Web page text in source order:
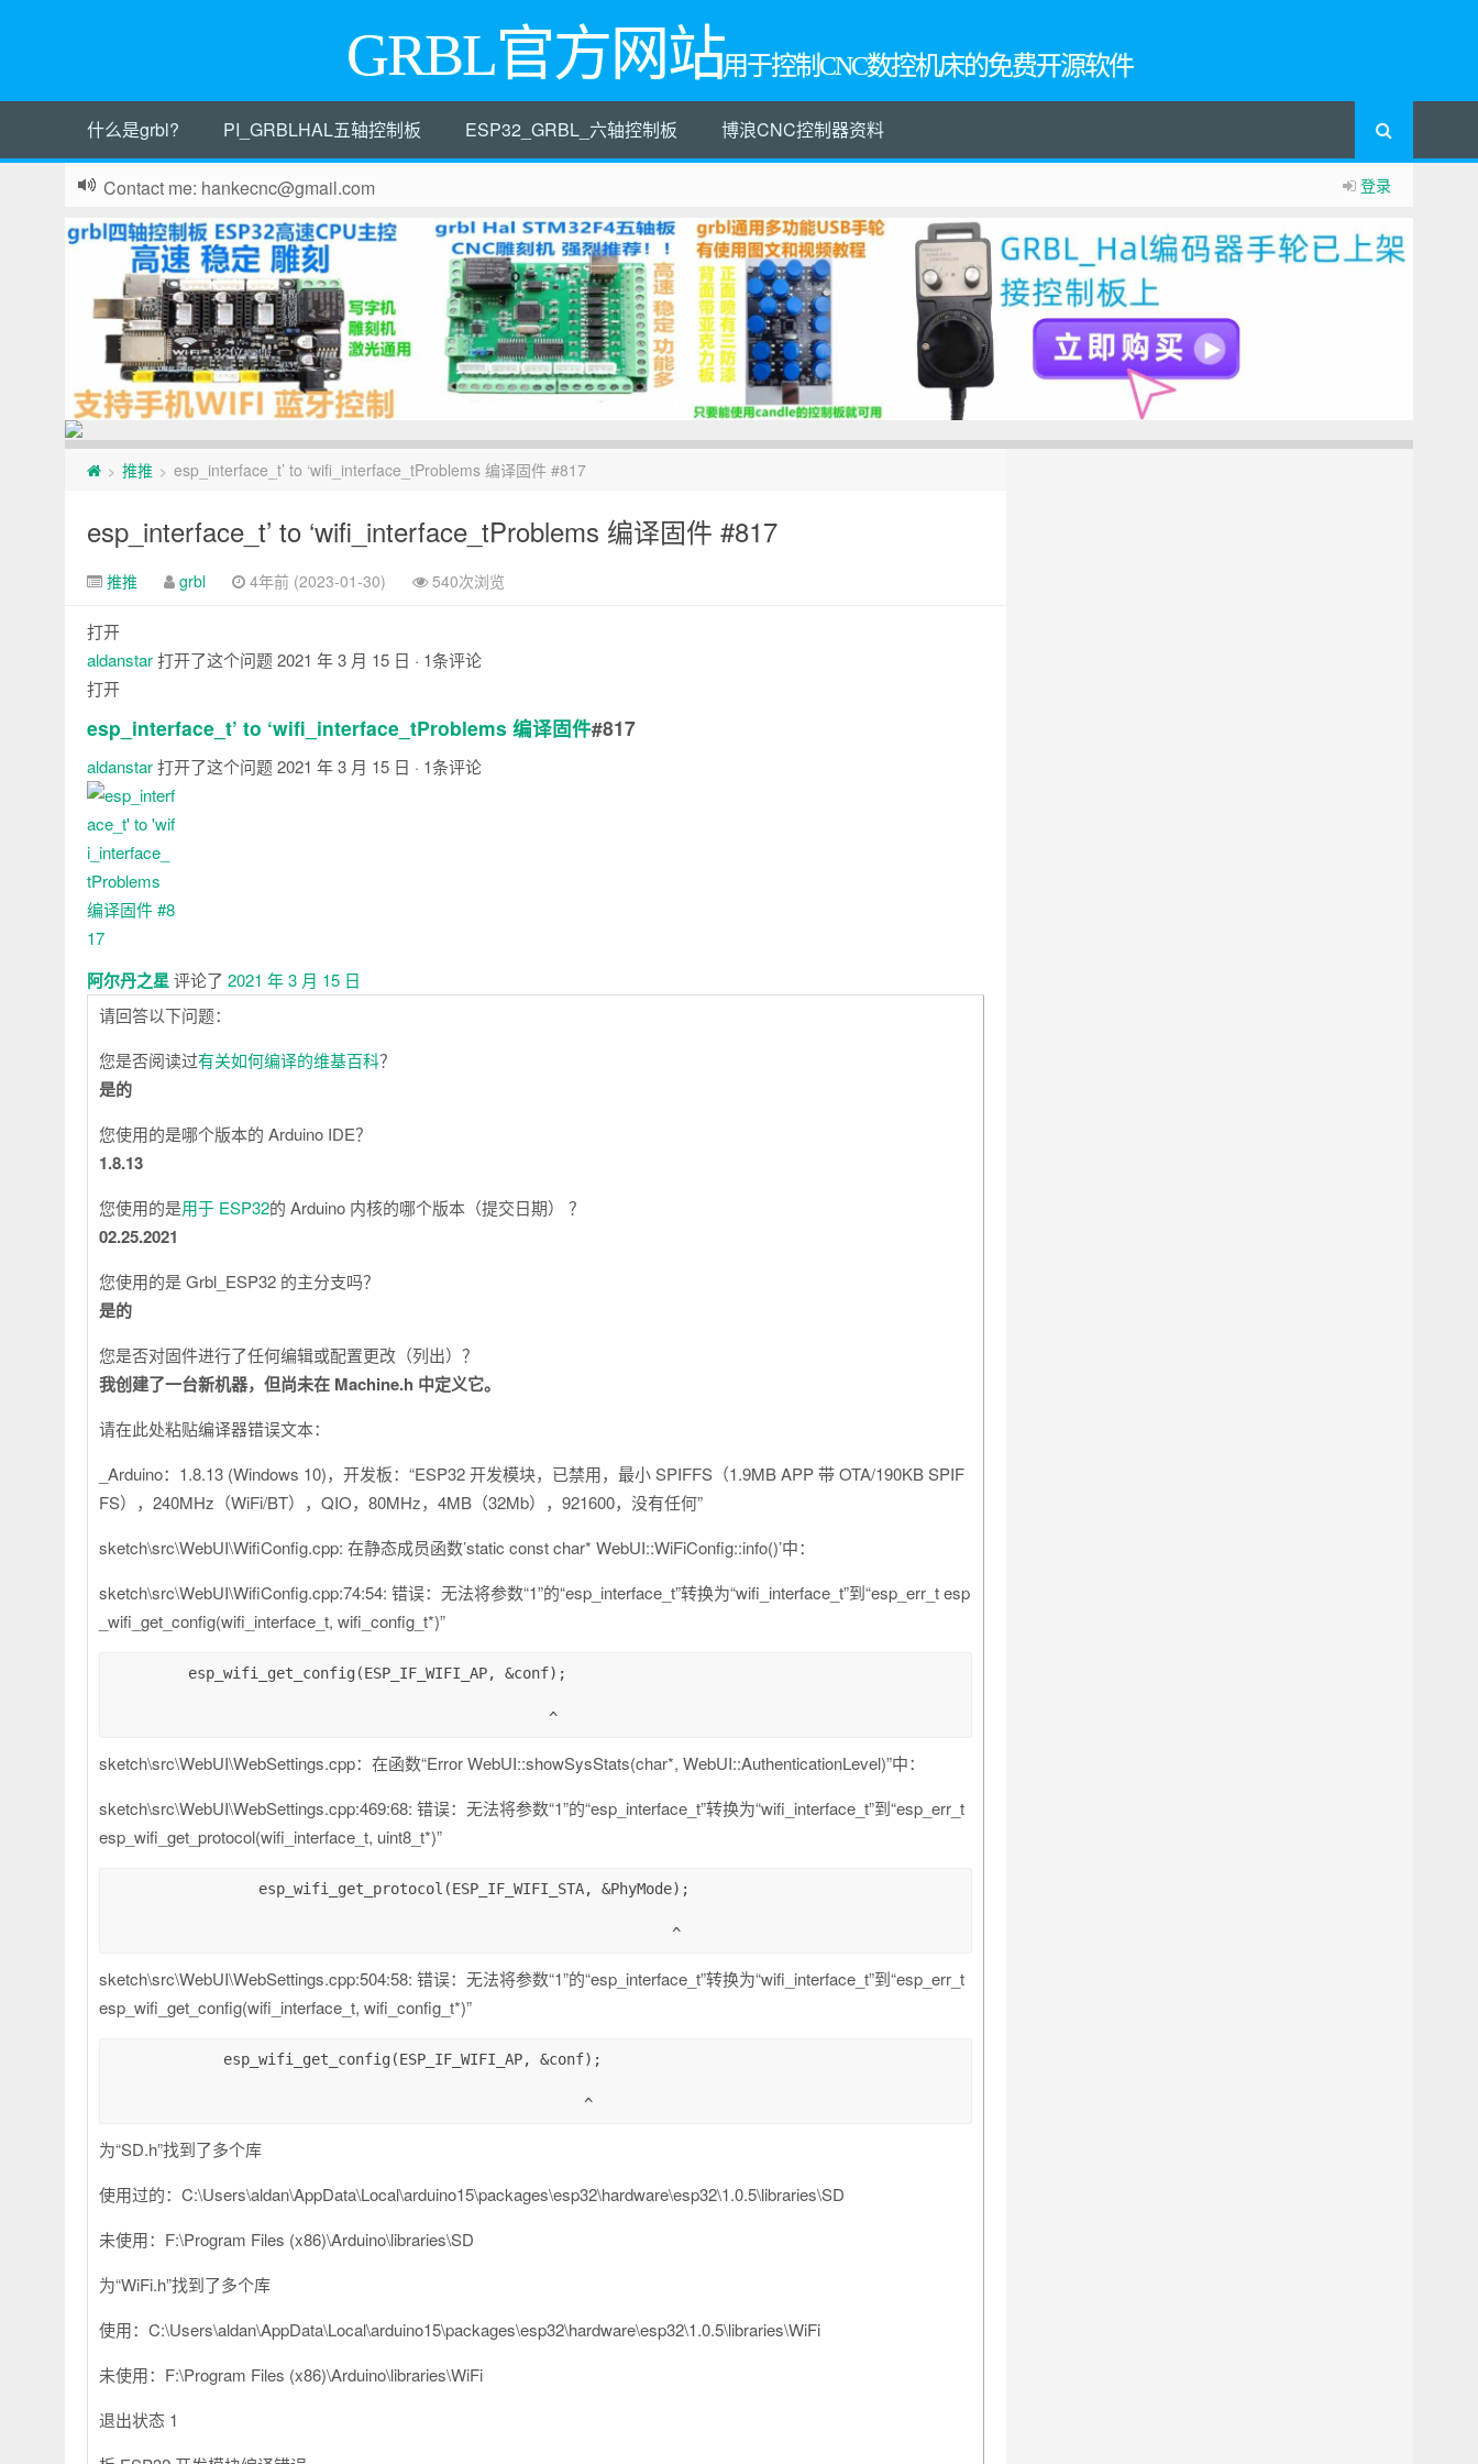
GRBL官方网站用于控制CNC数控机床的免费开源软件
什么是grbl? PI_GRBLHAL五轴控制板 ESP32_GRBL_六轴控制板 博浪CNC控制器资料
登录
Contact me: hankecnc@gmail.com
> 推推 > esp_interface_t’ to ‘wifi_interface_tProblems 编译固件 #817
esp_interface_t’ to ‘wifi_interface_tProblems 编译固件 #817
推推 grbl 4年前 (2023-01-30) 540次浏览
打开
aldanstar打开了这个问题2021 年 3 月 15 日 · 1条评论
打开
esp_interface_t’ to ‘wifi_interface_tProblems 编译固件#817
aldanstar打开了这个问题2021 年 3 月 15 日 · 1条评论
注
释
阿尔丹之星评论了 2021 年 3 月 15 日
请回答以下问题：
您是否阅读过有关如何编译的维基百科？
是的
您使用的是哪个版本的 Arduino IDE？
1.8.13
您使用的是用于 ESP32的 Arduino 内核的哪个版本（提交日期） ？
02.25.2021
您使用的是 Grbl_ESP32 的主分支吗？
是的
您是否对固件进行了任何编辑或配置更改（列出）？
我创建了一台新机器，但尚未在 Machine.h 中定义它。
请在此处粘贴编译器错误文本：
_Arduino：1.8.13 (Windows 10)，开发板：“ESP32 开发模块，已禁用，最小 SPIFFS（1.9MB APP 带 OTA/190KB SPIF
FS），240MHz（WiFi/BT），QIO，80MHz，4MB（32Mb），921600，没有任何”
sketch\src\WebUI\WifiConfig.cpp: 在静态成员函数’static const char* WebUI::WiFiConfig::info()’中：
sketch\src\WebUI\WifiConfig.cpp:74:54: 错误：无法将参数“1”的“esp_interface_t”转换为“wifi_interface_t”到“esp_err_t esp
_wifi_get_config(wifi_interface_t, wifi_config_t*)”
sketch\src\WebUI\WebSettings.cpp：在函数“Error WebUI::showSysStats(char*, WebUI::AuthenticationLevel)”中：
sketch\src\WebUI\WebSettings.cpp:469:68: 错误：无法将参数“1”的“esp_interface_t”转换为“wifi_interface_t”到“esp_err_t
esp_wifi_get_protocol(wifi_interface_t, uint8_t*)”
sketch\src\WebUI\WebSettings.cpp:504:58: 错误：无法将参数“1”的“esp_interface_t”转换为“wifi_interface_t”到“esp_err_t
esp_wifi_get_config(wifi_interface_t, wifi_config_t*)”
为“SD.h”找到了多个库
使用过的：C:\Users\aldan\AppData\Local\arduino15\packages\esp32\hardware\esp32\1.0.5\libraries\SD
未使用：F:\Program Files (x86)\Arduino\libraries\SD
为“WiFi.h”找到了多个库
使用：C:\Users\aldan\AppData\Local\arduino15\packages\esp32\hardware\esp32\1.0.5\libraries\WiFi
未使用：F:\Program Files (x86)\Arduino\libraries\WiFi
退出状态 1